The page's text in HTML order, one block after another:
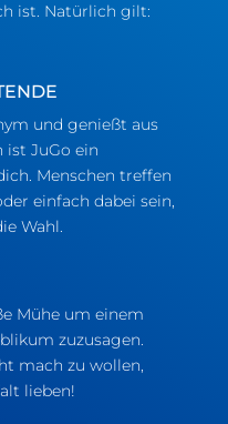
ist. Natürlich gilt:
und genießt aus
ist JuGo ein
Menschen treffen
einfach dabei sein,
Wahl.
Mühe um einem
zuzusagen.
mach zu wollen,
lieben!